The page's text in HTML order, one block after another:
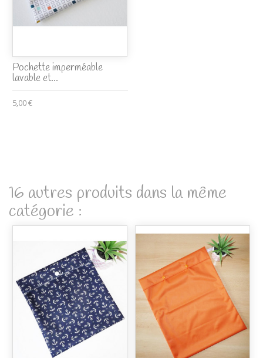
Pochette imperméable
lavable et...
5,00 €
16 autres produits dans la même
catégorie :